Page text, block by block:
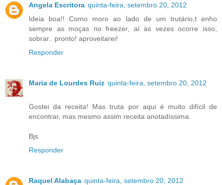
Angela Escritora quinta-feira, setembro 20, 2012
Ideia boa!! Como moro ao lado de um trutário,t enho
sempre as moças no freezer, aí às vezes ocorre isso,
sobrar.. pronto! aproveitarei!
Responder
Maria de Lourdes Ruiz quinta-feira, setembro 20, 2012
Gostei da receita! Mas truta por aqui é muito difícil de
encontrar, mas mesmo assim receita anotadíssima.
Bjs
Responder
Raquel Alabaça quinta-feira, setembro 20, 2012